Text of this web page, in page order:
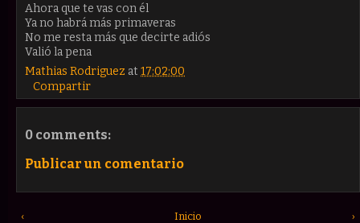
Ahora que te vas con él
Ya no habrá más primaveras
No me resta más que decirte adiós
Valió la pena
Mathias Rodriguez at 17:02:00
Compartir
0 comments:
Publicar un comentario
‹ ›
Inicio